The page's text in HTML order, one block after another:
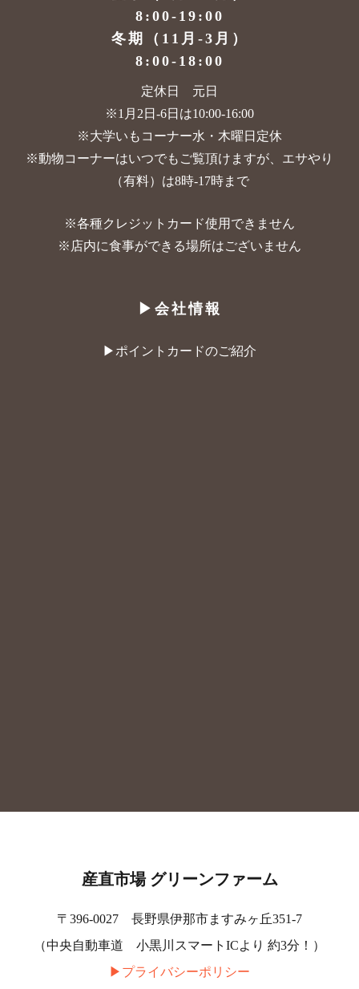
8:00-19:00
冬期（11月-3月）
8:00-18:00
定休日 元日
※1月2日-6日は10:00-16:00
※大学いもコーナー水・木曜日定休
※動物コーナーはいつでもご覧頂けますが、 エサやり
（有料）は8時-17時まで
※各種クレジットカード使用できません
※店内に食事ができる場所はございません
▶︎会社情報
▶︎ポイントカードのご紹介
産直市場 グリーンファーム
〒396-0027 長野県伊那市ますみヶ丘351-7
（中央自動車道 小黒川スマートICより 約3分！）
▶︎プライバシーポリシー